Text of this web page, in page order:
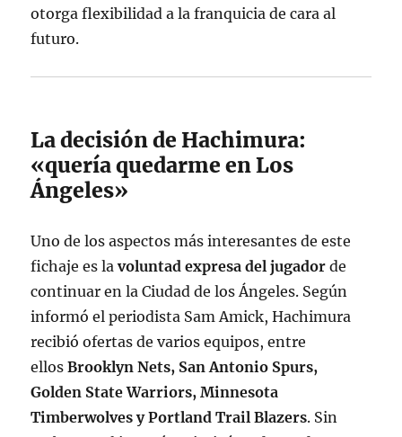
otorga flexibilidad a la franquicia de cara al
futuro.
La decisión de Hachimura:
«quería quedarme en Los
Ángeles»
Uno de los aspectos más interesantes de este
fichaje es lavoluntad expresa del jugador de
continuar en la Ciudad de los Ángeles. Según
informó el periodista Sam Amick, Hachimura
recibió ofertas de varios equipos, entre
ellosBrooklyn Nets, San Antonio Spurs,
Golden State Warriors, Minnesota
Timberwolves y Portland Trail Blazers. Sin